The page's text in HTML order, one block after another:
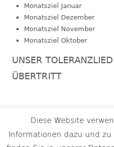
Monatsziel Januar
Monatsziel Dezember
Monatsziel November
Monatsziel Oktober
UNSER TOLERANZLIED
ÜBERTRITT
Footer
Inhalt
Termine
Impressum
Diese Website
Informationen dazu und zu